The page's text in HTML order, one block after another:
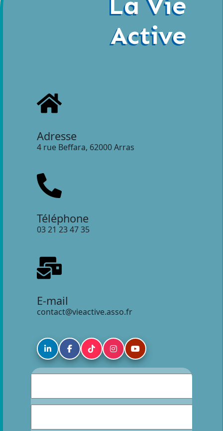
Active
Adresse
4 rue Beffara, 62000 Arras
Téléphone
03 21 23 47 35
E-mail
contact@vieactive.asso.fr